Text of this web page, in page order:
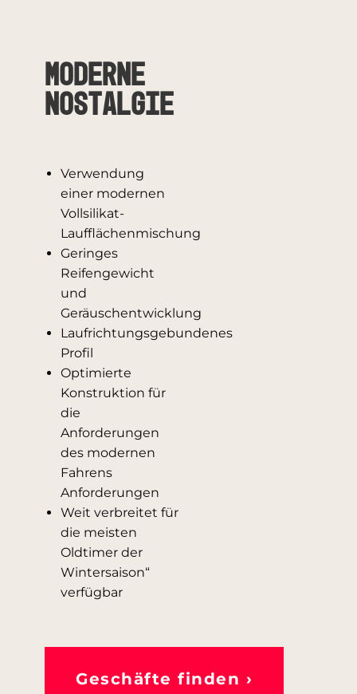
Moderne
Nostalgie
Verwendung
einer modernen
Vollsilikat-
Laufflächenmischung
Geringes
Reifengewicht
und
Geräuschentwicklung
Laufrichtungsgebundenes
Profil
Optimierte
Konstruktion für
die
Anforderungen
des modernen
Fahrens
Anforderungen
Weit verbreitet für
die meisten
Oldtimer der
Wintersaison“
verfügbar
Geschäfte finden ›